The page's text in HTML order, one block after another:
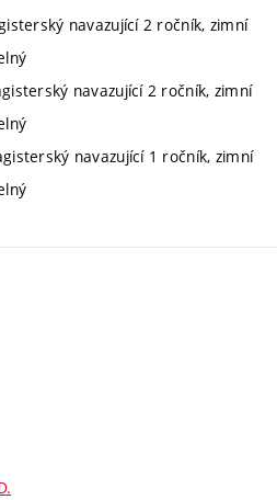
navazující 2 ročník, zimní
navazující 2 ročník, zimní
navazující 1 ročník, zimní